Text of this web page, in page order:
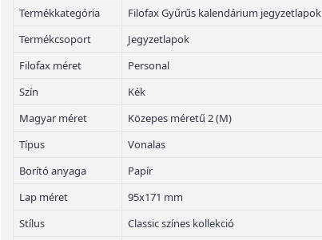
Termékkategória
Filofax Gyűrűs kalendárium jegyzetlapok
Termékcsoport
Jegyzetlapok
Filofax méret
Personal
Szín
Kék
Magyar méret
Közepes méretű 2 (M)
Típus
Vonalas
Borító anyaga
Papír
Lap méret
95x171 mm
Stílus
Classic színes kollekció